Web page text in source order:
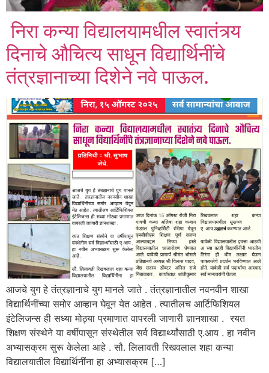
निरा कन्या विद्यालयामधील स्वातंत्र्य
दिनाचे औचित्य साधून विद्यार्थिनींचे
तंत्रज्ञानाच्या दिशेने नवे पाऊल.
आजचे युग हे तंत्रज्ञानाचे युग मानले जाते . तंत्रज्ञानातील नवनवीन शाखा
विद्यार्थिनींच्या समोर आव्हान घेवून येत आहेत . त्यातीलच आर्टिफिशियल
इंटेलिजन्स ही सध्या मोठ्या प्रमाणात वापरली जाणारी ज्ञानशाखा . रयत
शिक्षण संस्थेने या वर्षीपासून संस्थेतील सर्व विद्यार्थ्यांसाठी ए.आय . हा नवीन
अभ्यासक्रम सुरू केलेला आहे . सौ. लिलावती रिखवलाल शहा कन्या
विद्यालयातील विद्यार्थिनींना हा अभ्यासक्रम […]